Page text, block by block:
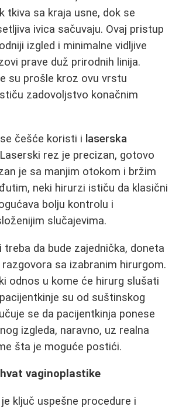
tkiva sa kraja usne, dok se
ivica sačuvaju. Ovaj pristup
izgled i minimalne vidljive
prave duž prirodnih linija.
su prošle kroz ovu vrstu
zadovoljstvo konačnim
češće koristi i laserska
rez je precizan, gotovo
je sa manjim otokom i bržim
neki hirurzi ističu da klasični
bolju kontrolu i
slučajevima.
treba da bude zajednička, doneta
sa izabranim hirurgom.
odnos u kome će hirurg slušati
su od suštinskog
se da pacijentkinja ponese
izgleda, naravno, uz realna
šta je moguće postići.
vaginoplastike
ključ uspešne procedure i